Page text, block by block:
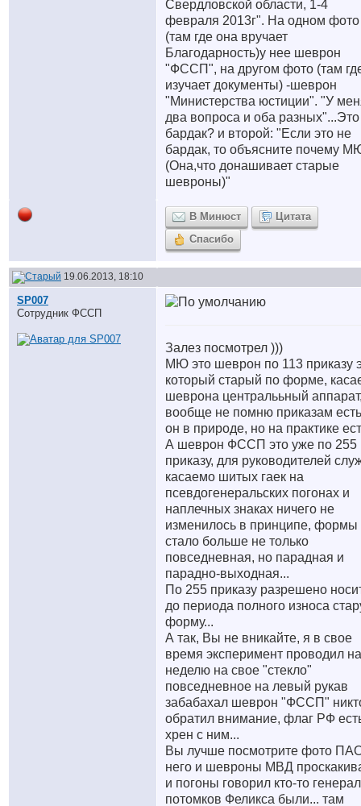
Свердловской области, 1-4
февраля 2013г". На одном фото
(там где она вручает
Благодарность)у нее шеврон
"ФССП", на другом фото (там
изучает документы) -шеврон
"Министерства юстиции". "У
два вопроса и оба разных"...Это
бардак? и второй: "Если это не
бардак, то объясните почему
(Она,что донашивает старые
шевроны)"
В Минюст
Цитата
Спасибо
19.06.2013, 18:10
SP007
Сотрудник ФССП
Залез посмотрел )))
МЮ это шеврон по 113 приказу
который старый по форме,
шеврона централььный
вообще не помню приказам
он в природе, но на практике
А шеврон ФССП это уже по 255
приказу, для руководителей
касаемо шитых гаек на
псевдогенеральских погонах и
наплечных знаках ничего не
изменилось в принципе, формы
стало больше не только
повседневная, но парадная и
парадно-выходная...
По 255 приказу разрешено
до периода полного износа
форму...
А так, Вы не вникайте, я в свое
время эксперимент проводил на
неделю на свое "стекло"
повседневное на левый рукав
забабахал шеврон "ФССП"
обратил внимание, флаг РФ
хрен с ним...
Вы лучше посмотрите фото
него и шевроны МВД
и погоны говорил кто-то
потомков Феликса были... там